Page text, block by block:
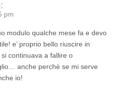
pm
modulo qualche mese fa e devo
e’ proprio bello riuscire in
continuava a fallire o
anche perchè se mi serve
io!